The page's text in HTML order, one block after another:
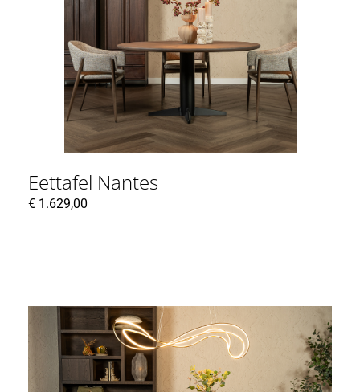
Eettafel Nantes
€ 1.629,00